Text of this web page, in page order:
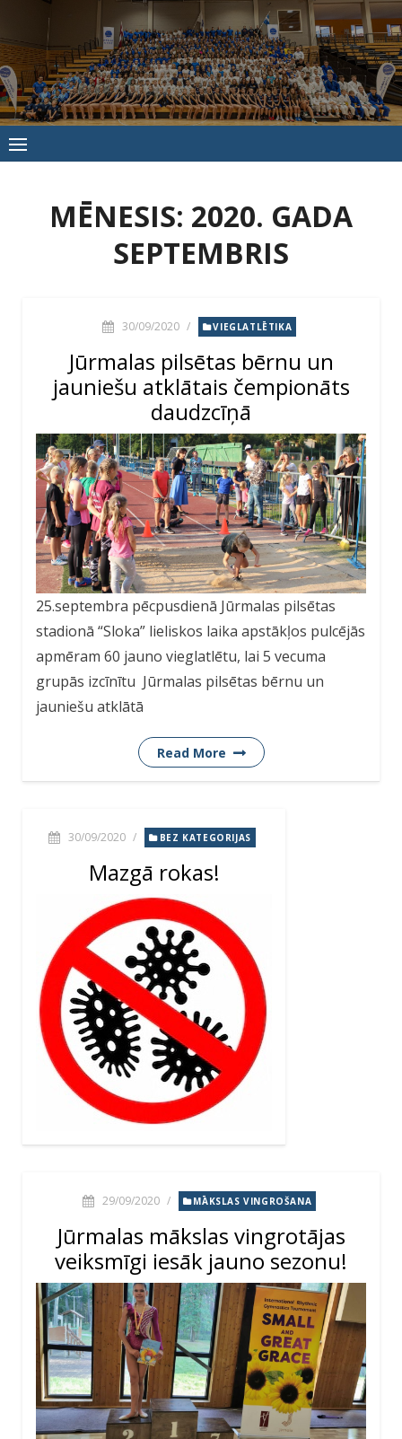
to
content
Jūrmalas
Sporta
skola
MĒNESIS: 2020. GADA
SEPTEMBRIS
30/09/2020 / VIEGLATLĒTIKA
Jūrmalas pilsētas bērnu un
jauniešu atklātais čempionāts
daudzcīņā
25.septembra pēcpusdienā Jūrmalas pilsētas
stadionā “Sloka” lieliskos laika apstākļos pulcējās
apmēram 60 jauno vieglatlētu, lai 5 vecuma
grupās izcīnītu Jūrmalas pilsētas bērnu un
jauniešu atklātā
Read More
30/09/2020 / BEZ KATEGORIJAS
Mazgā rokas!
29/09/2020 / MĀKSLAS VINGROŠANA
Jūrmalas mākslas vingrotājas
veiksmīgi iesāk jauno sezonu!